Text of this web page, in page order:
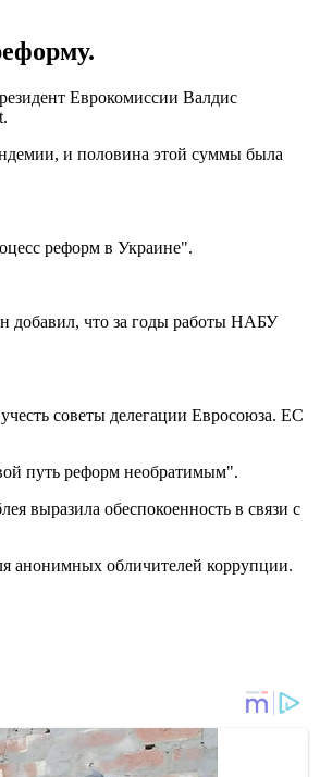
Еврокомиссии Валдис
и половина этой суммы была
реформ в Украине".
добавил, что за годы работы НАБУ
советы делегации Евросоюза. ЕС
путь реформ необратимым".
выразила обеспокоенность в связи с
анонимных обличителей коррупции.